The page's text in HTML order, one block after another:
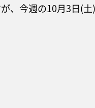
、今週の10月3日(土)